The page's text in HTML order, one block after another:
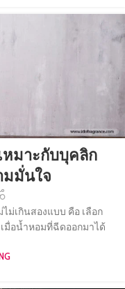
หมาะกับบุคลิก
มมั่นใจ
ม่เกินสองแบบ คือ เลือก
มื่อน้ำหอมที่ฉีดออกมาได้